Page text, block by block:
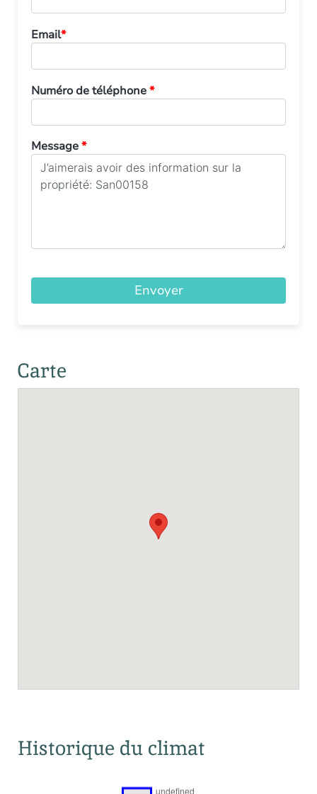
Email*
Numéro de téléphone*
Message*
Envoyer
Carte
Historique du climat